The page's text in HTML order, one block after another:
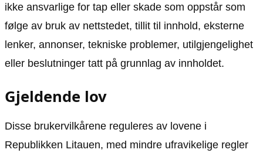
ikke ansvarlige for tap eller skade som oppstår som
følge av bruk av nettstedet, tillit til innhold, eksterne
lenker, annonser, tekniske problemer, utilgjengelighet
eller beslutninger tatt på grunnlag av innholdet.
Gjeldende lov
Disse brukervilkårene reguleres av lovene i
Republikken Litauen, med mindre ufravikelige regler